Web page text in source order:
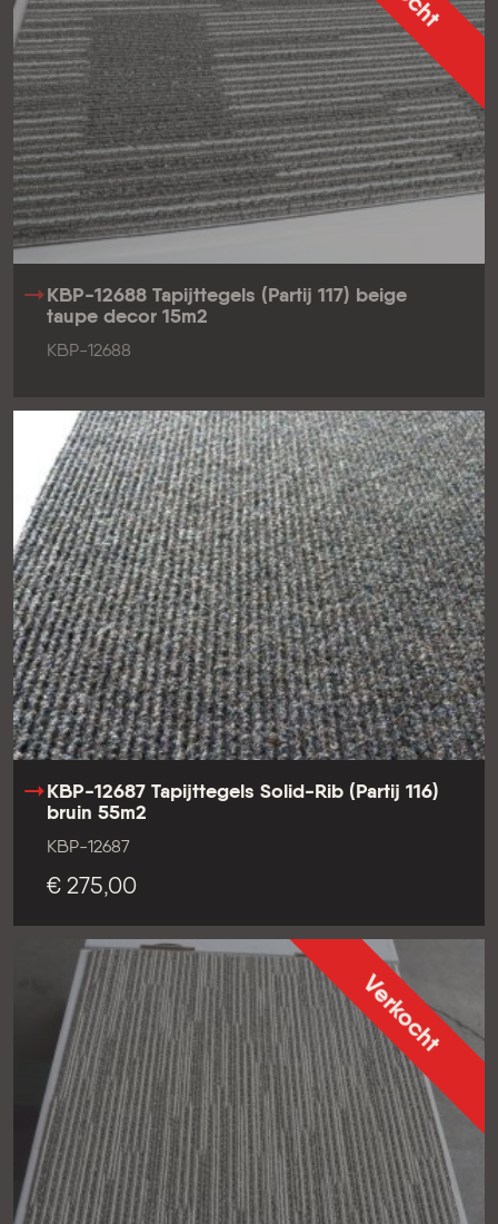
KBP-12688 Tapijttegels (Partij 117) beige
taupe decor 15m2
KBP-12688
KBP-12687 Tapijttegels Solid-Rib (Partij 116)
bruin 55m2
KBP-12687
€ 275,00
Verkocht